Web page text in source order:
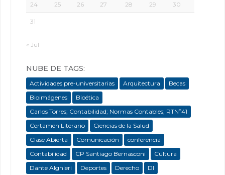
24 25 26 27 28 29 30
31
« Jul
NUBE DE TAGS:
Actividades pre-universitarias Arquitectura
Becas
Bioimágenes
Bioética
Carlos Torres; Contabilidad; Normas Contables; RTNº41
Certamen Literario
Ciencias de la Salud
Clase Abierta
Comunicación
conferencia
Contabilidad
CP Santiago Bernasconi
Cultura
Dante Alghieri
Deportes Derecho
DI